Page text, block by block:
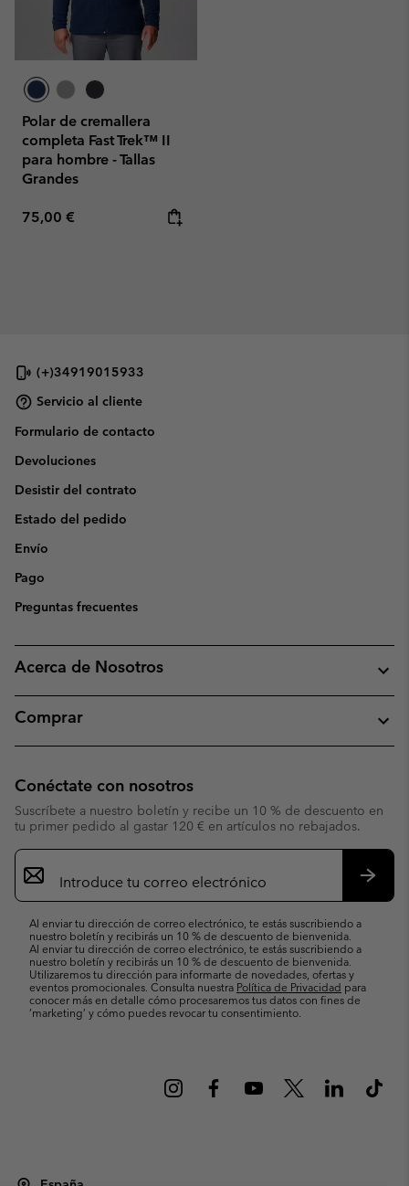
Polar de cremallera
completa Fast Trek™ II
para hombre - Tallas
Grandes
Regular price:
75,00 €
(+)34919015933
Servicio al cliente
Formulario de contacto
Devoluciones
Desistir del contrato
Estado del pedido
Envío
Pago
Preguntas frecuentes
Acerca de Nosotros
Comprar
Conéctate con nosotros
Suscríbete a nuestro boletín y recibe un 10 % de descuento en
tu primer pedido al gastar 120 € en artículos no rebajados.
Suscripción
de
correo
Al enviar tu dirección de correo electrónico, te estás suscribiendo a
nuestro boletín y recibirás un 10 % de descuento de bienvenida.
Al enviar tu dirección de correo electrónico, te estás suscribiendo a
nuestro boletín y recibirás un 10 % de descuento de bienvenida.
Utilizaremos tu dirección para informarte de novedades, ofertas y
eventos promocionales. Consulta nuestra Política de Privacidad para
conocer más en detalle cómo procesaremos tus datos con fines de
’marketing’ y cómo puedes revocar tu consentimiento.